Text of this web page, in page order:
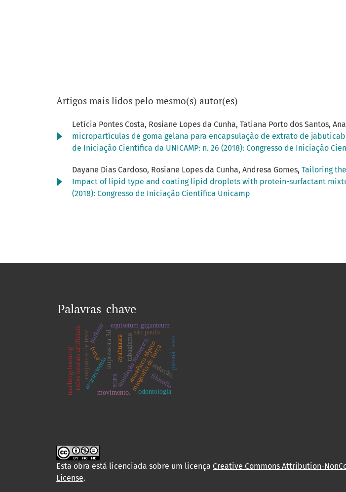
Artigos mais lidos pelo mesmo(s) autor(es)
Letícia Pontes Costa, Rosiane Lopes da Cunha, Tatiana Porto dos Santos,
micropartículas de goma gelana para encapsulação de extrato de
de Iniciação Científica da UNICAMP: n. 26 (2018): Congresso de Iniciação
Dayane Dias Cardoso, Rosiane Lopes da Cunha, Andresa Gomes, Tailoring
Impact of lipid type and coating lipid droplets with protein-surfactant
(2018): Congresso de Iniciação Científica Unicamp
Palavras-chave
impressora 3d
scarasimulação numérica.
equisetum giganteum
ovariectomia miografia de força
redes neurais artificiais. ayahuascatabagismo
redução.
força
movimento.
anestésico tópico
odontologia
teaching-learning paraná basin.
parkour são paulo.
conjuntos de teste
filosofia
Esta obra está licenciada sobre um licença Creative Commons Attribution-
License.